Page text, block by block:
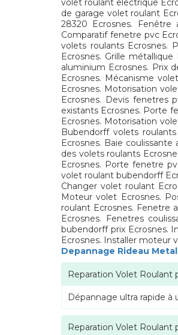
volet roulant electrique
de garage volet roulant
28320 Ecrosnes.
Comparatif fenetre pvc
volets roulants Ecrosnes.
Ecrosnes. Grille
aluminium Ecrosnes. Prix
Ecrosnes. Mécanisme
Ecrosnes. Motorisation
Ecrosnes. Devis fenetres
existants Ecrosnes. Porte
Ecrosnes. Motorisation
Bubendorff volets
Ecrosnes. Baie
des volets roulants
Ecrosnes. Porte fenetre
volet roulant bubendorff
Changer volet roulant
Moteur volet Ecrosnes.
roulant Ecrosnes. Fenetre
Ecrosnes. Fenetres
bubendorff prix Ecrosnes.
Ecrosnes. Installer moteur
Depannage Rideau
Reparation Volet Roulant
Dépannage ultra rapide
Reparation Volet Roulant